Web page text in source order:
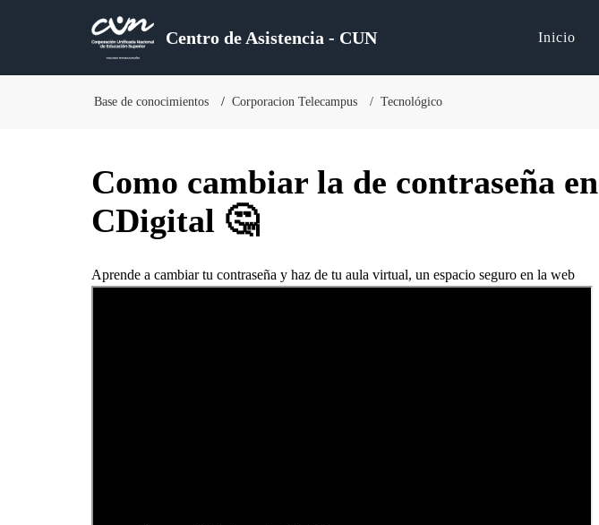
Centro de Asistencia - CUN Inicio
Base de conocimientos Corporacion Telecampus Tecnológico
Como cambiar la de contraseña en
CDigital 🤔
Aprende a cambiar tu contraseña y haz de tu aula virtual, un espacio seguro en la web